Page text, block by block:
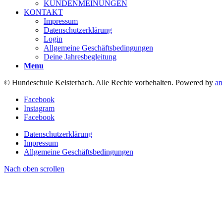
KUNDENMEINUNGEN
KONTAKT
Impressum
Datenschutzerklärung
Login
Allgemeine Geschäftsbedingungen
Deine Jahresbegleitung
Menu
© Hundeschule Kelsterbach. Alle Rechte vorbehalten. Powered by
Facebook
Instagram
Facebook
Datenschutzerklärung
Impressum
Allgemeine Geschäftsbedingungen
Nach oben scrollen